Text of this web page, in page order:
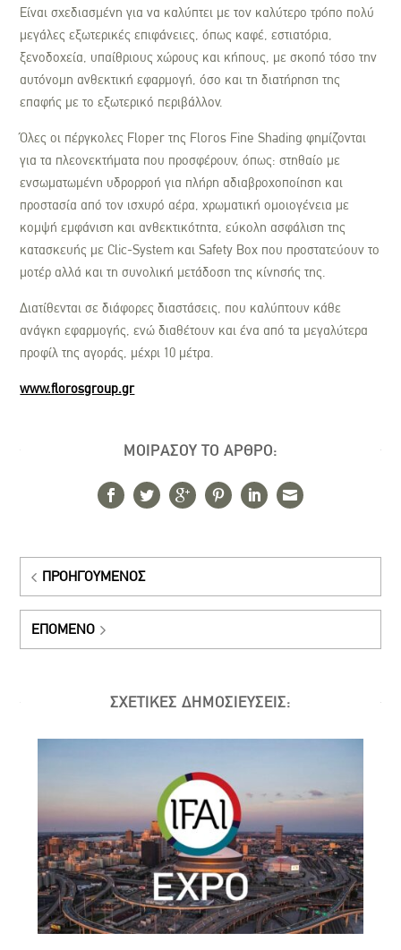
Είναι σχεδιασμένη για να καλύπτει με τον καλύτερο τρόπο πολύ
μεγάλες εξωτερικές επιφάνειες, όπως καφέ, εστιατόρια,
ξενοδοχεία, υπαίθριους χώρους και κήπους, με σκοπό τόσο την
αυτόνομη ανθεκτική εφαρμογή, όσο και τη διατήρηση της
επαφής με το εξωτερικό περιβάλλον.
Όλες οι πέργκολες Floper της Floros Fine Shading φημίζονται
για τα πλεονεκτήματα που προσφέρουν, όπως: στηθαίο με
ενσωματωμένη υδρορροή για πλήρη αδιαβροχοποίηση και
προστασία από τον ισχυρό αέρα, χρωματική ομοιογένεια με
κομψή εμφάνιση και ανθεκτικότητα, εύκολη ασφάλιση της
κατασκευής με Clic-System και Safety Box που προστατεύουν το
μοτέρ αλλά και τη συνολική μετάδοση της κίνησής της.
Διατίθενται σε διάφορες διαστάσεις, που καλύπτουν κάθε
ανάγκη εφαρμογής, ενώ διαθέτουν και ένα από τα μεγαλύτερα
προφίλ της αγοράς, μέχρι 10 μέτρα.
www.florosgroup.gr
ΜΟΙΡΑΣΟΥ ΤΟ ΑΡΘΡΟ:
ΠΡΟΗΓΟΎΜΕΝΟΣ
ΕΠΌΜΕΝΟ
ΣΧΕΤΙΚΕΣ ΔΗΜΟΣΙΕΥΣΕΙΣ: